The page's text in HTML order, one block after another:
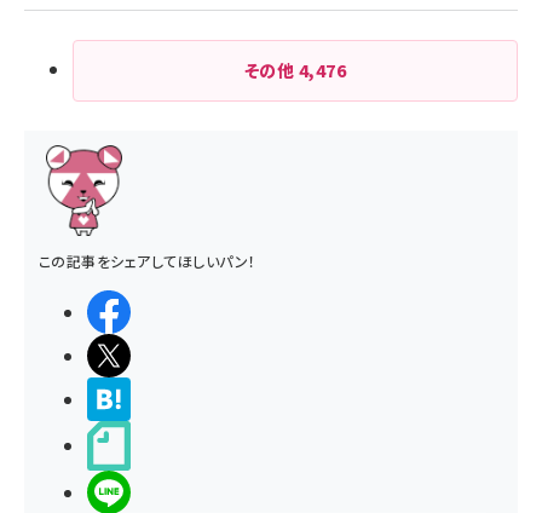
その他 4,476
この記事をシェアしてほしいパン！